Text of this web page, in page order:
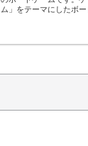
ム」をテーマにしたボ